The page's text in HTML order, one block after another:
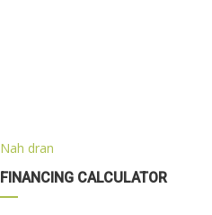
Nah dran
FINANCING CALCULATOR